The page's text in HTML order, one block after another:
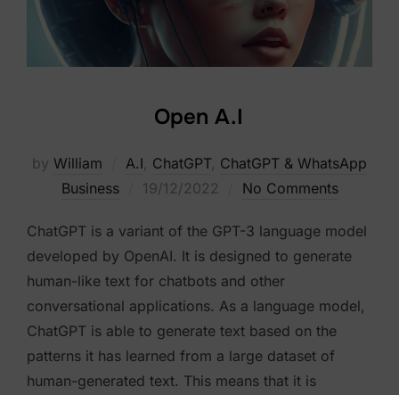
Open A.I
by William A.I, ChatGPT, ChatGPT & WhatsApp
Business
Posted
19/12/2022 No Comments
ChatGPT is a variant of the GPT-3 language model
developed by OpenAI. It is designed to generate
human-like text for chatbots and other
conversational applications. As a language model,
ChatGPT is able to generate text based on the
patterns it has learned from a large dataset of
human-generated text. This means that it is